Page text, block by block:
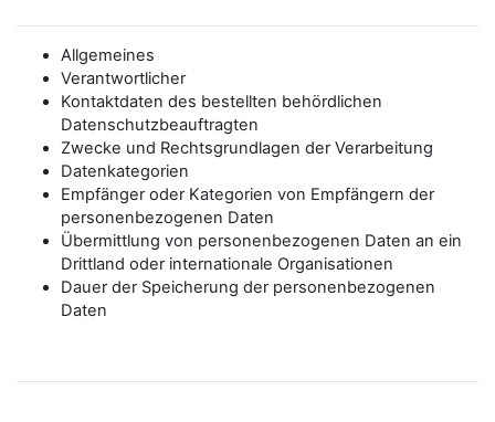
Allgemeines
Verantwortlicher
Kontaktdaten des bestellten behördlichen
Datenschutzbeauftragten
Zwecke und Rechtsgrundlagen der Verarbeitung
Datenkategorien
Empfänger oder Kategorien von Empfängern der
personenbezogenen Daten
Übermittlung von personenbezogenen Daten an ein
Drittland oder internationale Organisationen
Dauer der Speicherung der personenbezogenen
Daten